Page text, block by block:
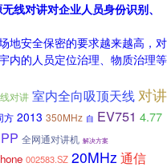
线对讲对企业人员身份识别、
地安全保密的要求越来越高，对
内的人员定位治理、物质治理等
对讲 室内全向吸顶天线对讲
方 2013 350MHz 自 EV751 4.77
全网通对讲机 解决方案
002583.SZ 20MHz 通信